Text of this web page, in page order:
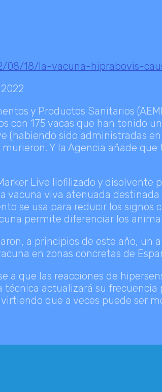
08/18/la-vacuna-hiprabovis-
y Productos Sanitarios
con 175 vacas que han tenido
(habiendo sido administradas
Y la Agencia añade
Live liofilizado y
vacuna viva atenuada
se usa para reducir los signos
permite diferenciar los
a principios de este año,
en zonas concretas de
a que las reacciones de
actualizará su frecuencia
que a veces puede ser